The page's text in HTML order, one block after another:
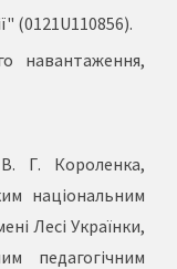
(0121U110856).
навантаження,
Г. Короленка,
національним
Лесі Українки,
педагогічним